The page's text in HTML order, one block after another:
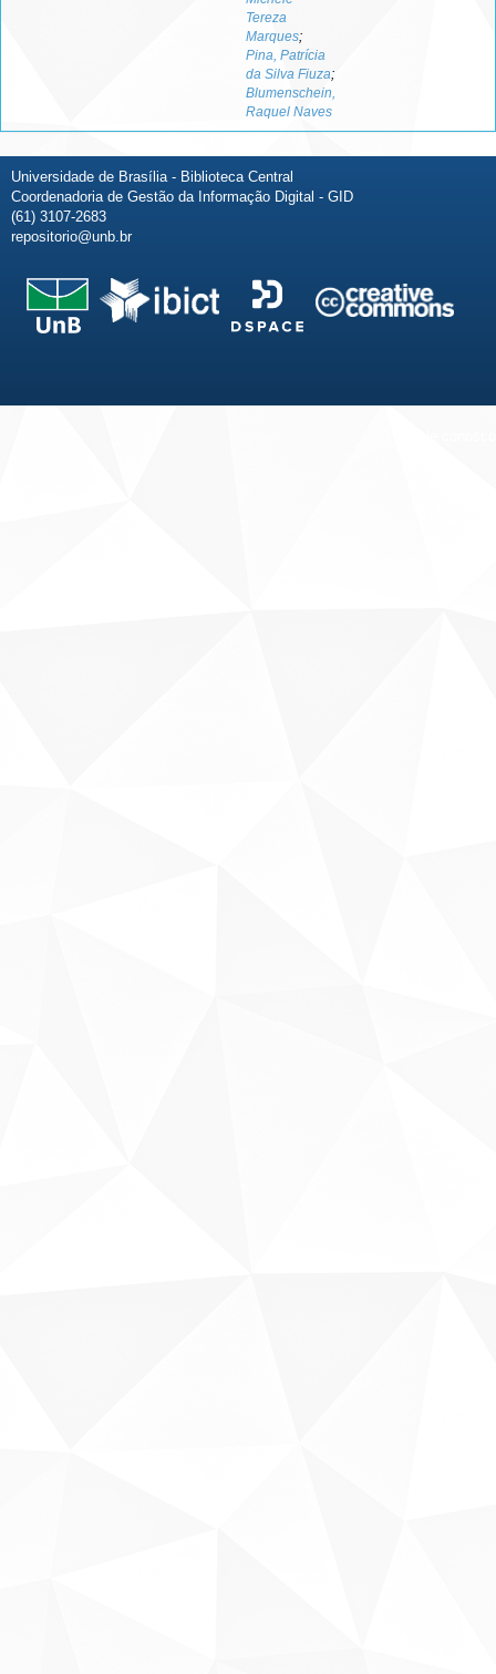
Tereza
Marques;
Pina, Patrícia
da Silva Fiuza;
Blumenschein,
Raquel Naves
Universidade de Brasília - Biblioteca Central
Coordenadoria de Gestão da Informação Digital - GID
(61) 3107-2683
repositorio@unb.br